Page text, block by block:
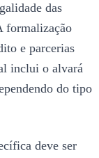
das
formalização
e parcerias
inclui o alvará
do tipo
deve ser